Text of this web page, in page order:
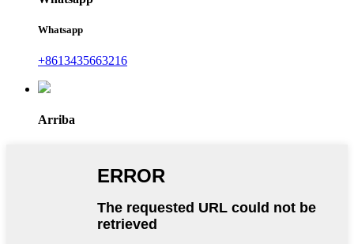
Whatsapp
+8613435663216
Arriba